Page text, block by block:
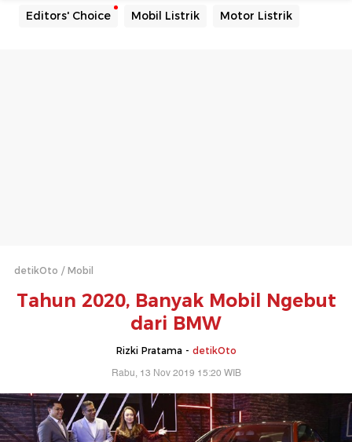
Editors' Choice Mobil Listrik Motor Listrik
detikOto Mobil
Tahun 2020, Banyak Mobil Ngebut
dari BMW
Rizki Pratama - detikOto
Rabu, 13 Nov 2019 15:20 WIB